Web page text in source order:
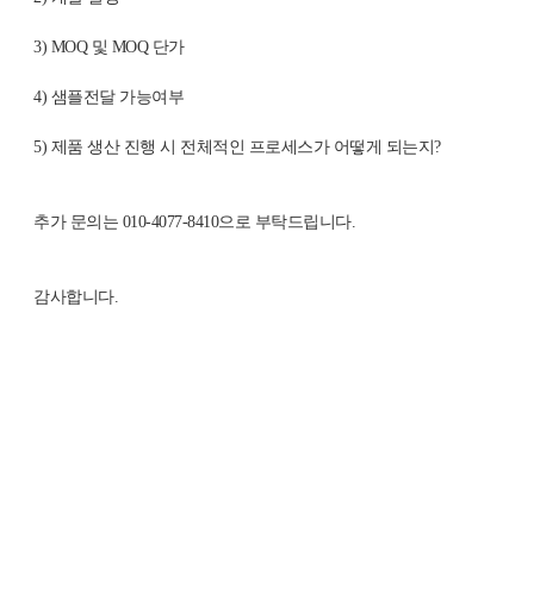
3) MOQ 및 MOQ 단가
4) 샘플전달 가능여부
5) 제품 생산 진행 시 전체적인 프로세스가 어떻게 되는지 ?
추가 문의는 010-4077-8410으로 부탁드립니다.
감사합니다.